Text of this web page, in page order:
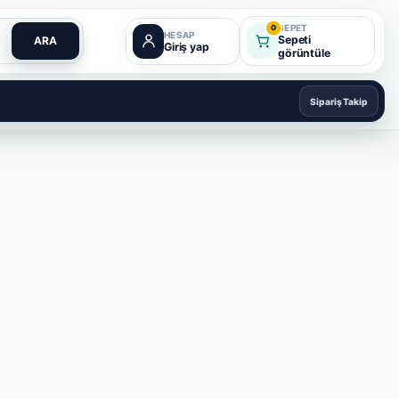
ARA HESAP
Giriş yap
0 SEPET
Sepeti
görüntüle
Sipariş Takip